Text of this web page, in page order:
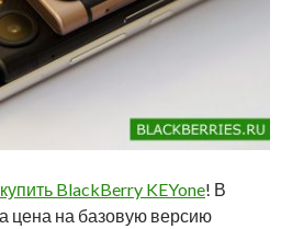
купить BlackBerry KEYone! В
цена на базовую версию